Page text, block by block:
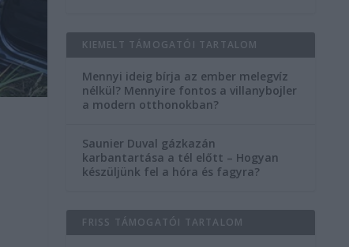
KIEMELT TÁMOGATÓI TARTALOM
Mennyi ideig bírja az ember melegvíz
nélkül? Mennyire fontos a villanybojler
a modern otthonokban?
Saunier Duval gázkazán
karbantartása a tél előtt – Hogyan
készüljünk fel a hóra és fagyra?
FRISS TÁMOGATÓI TARTALOM